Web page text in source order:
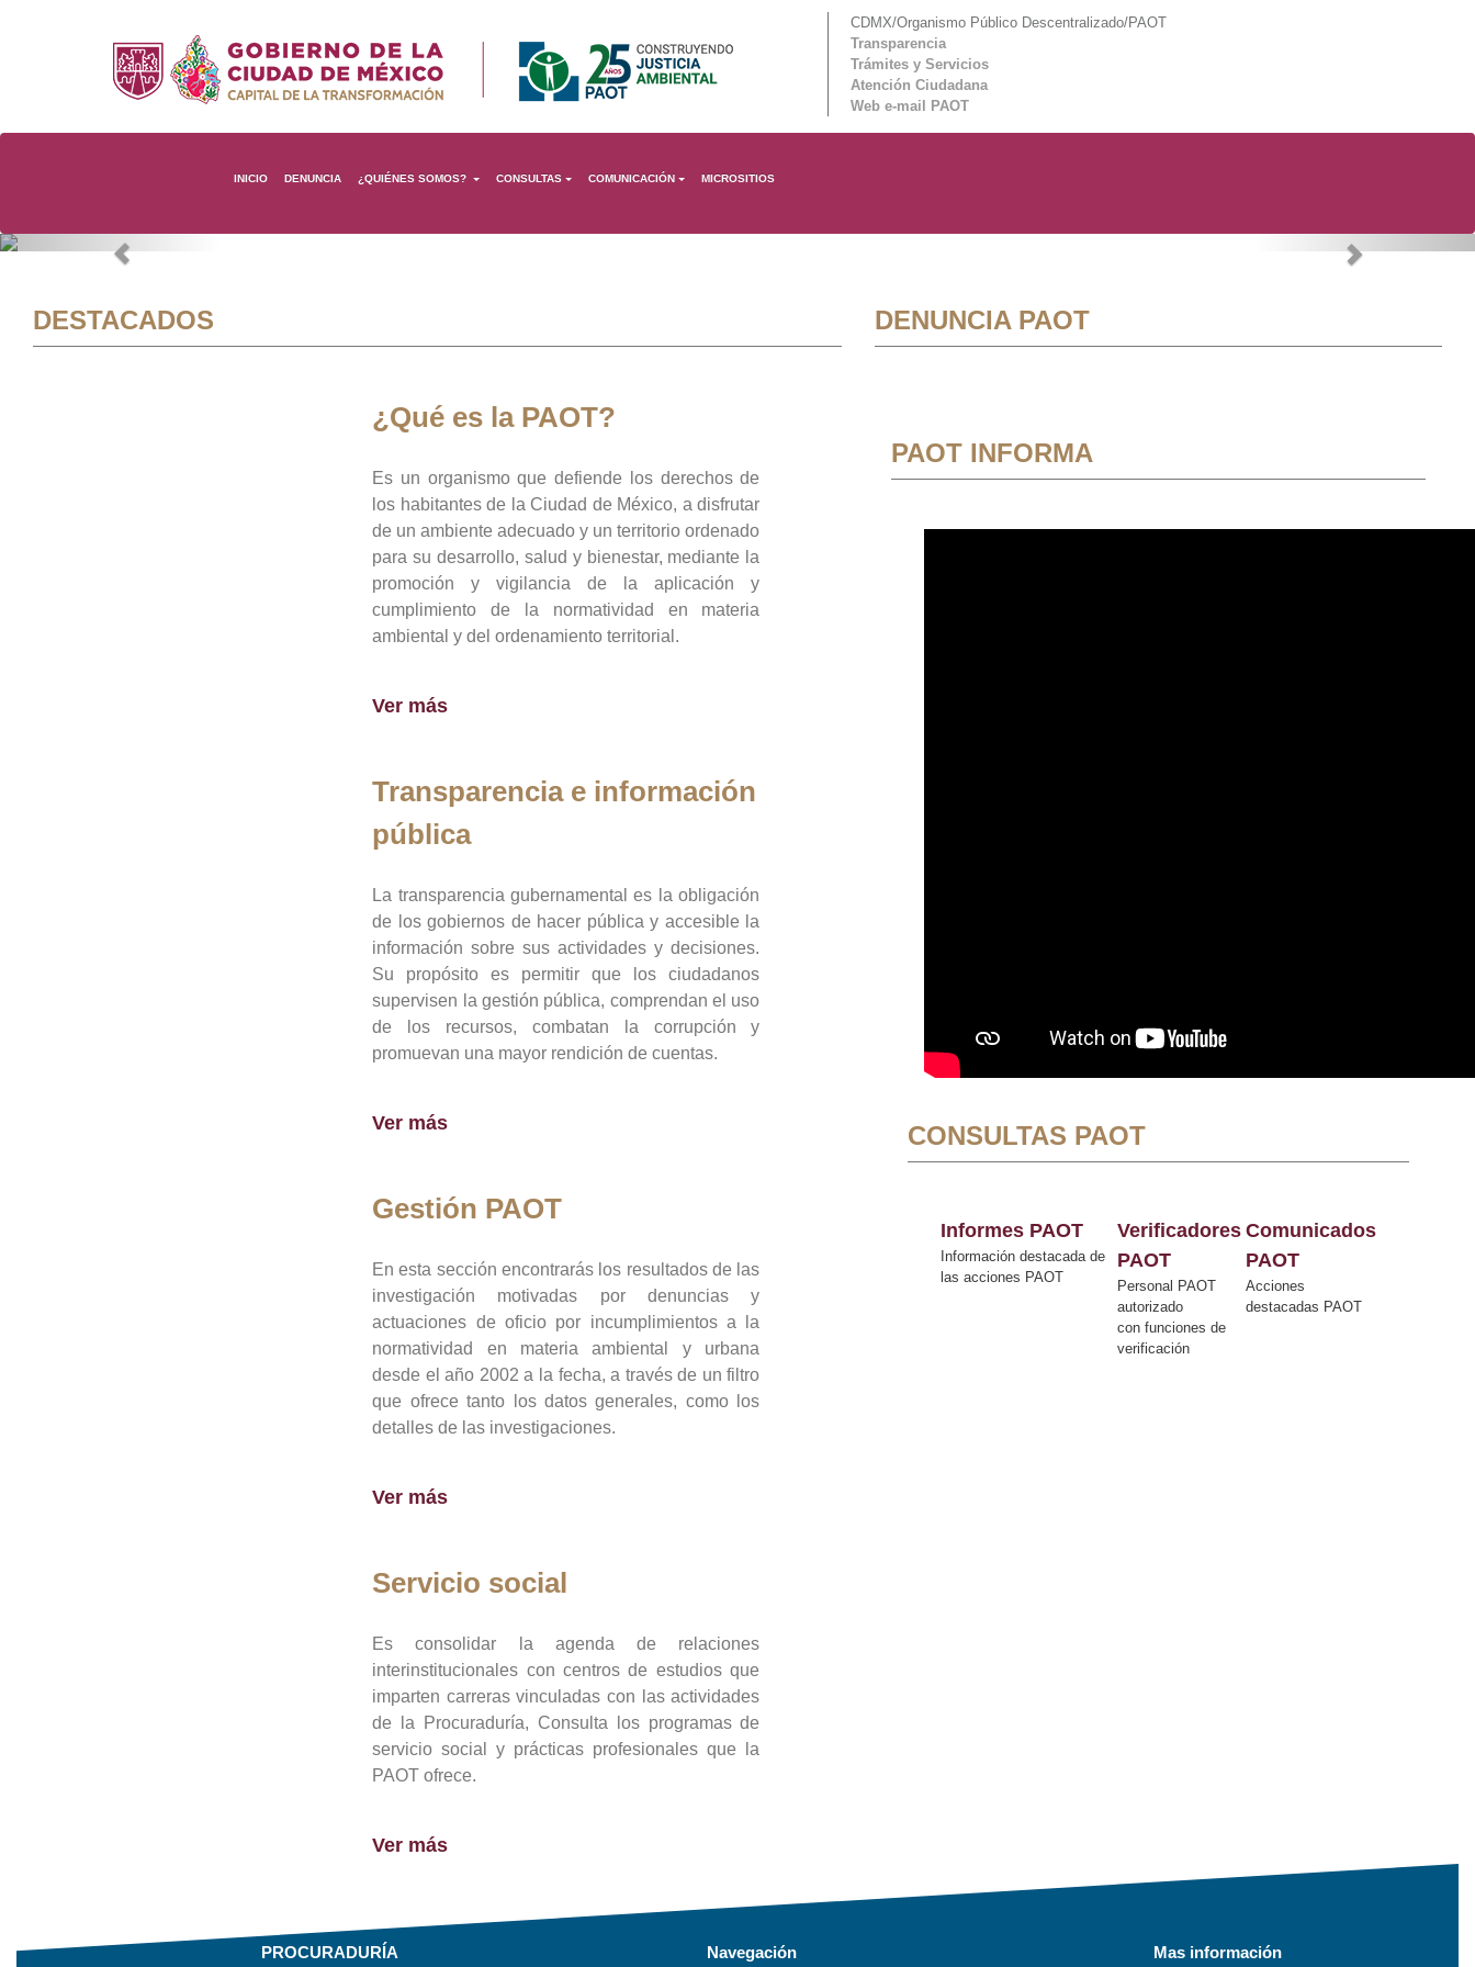
CDMX/Organismo Público Descentralizado/PAOT
Transparencia
Trámites y Servicios
Atención Ciudadana
Web e-mail PAOT
INICIO DENUNCIA ¿QUIÉNES SOMOS? CONSULTAS COMUNICACIÓN MICROSITIOS
Previous Next
DESTACADOS
¿Qué es la PAOT?
Es un organismo que defiende los derechos de
los habitantes de la Ciudad de México, a disfrutar
de un ambiente adecuado y un territorio ordenado
para su desarrollo, salud y bienestar, mediante la
promoción y vigilancia de la aplicación y
cumplimiento de la normatividad en materia
ambiental y del ordenamiento territorial.
Ver más
Transparencia e información
pública
La transparencia gubernamental es la obligación
de los gobiernos de hacer pública y accesible la
información sobre sus actividades y decisiones.
Su propósito es permitir que los ciudadanos
supervisen la gestión pública, comprendan el uso
de los recursos, combatan la corrupción y
promuevan una mayor rendición de cuentas.
Ver más
Gestión PAOT
En esta sección encontrarás los resultados de las
investigación motivadas por denuncias y
actuaciones de oficio por incumplimientos a la
normatividad en materia ambiental y urbana
desde el año 2002 a la fecha, a través de un filtro
que ofrece tanto los datos generales, como los
detalles de las investigaciones.
Ver más
Servicio social
Es consolidar la agenda de relaciones
interinstitucionales con centros de estudios que
imparten carreras vinculadas con las actividades
de la Procuraduría, Consulta los programas de
servicio social y prácticas profesionales que la
PAOT ofrece.
Ver más
DENUNCIA PAOT
PAOT INFORMA
CONSULTAS PAOT
Informes PAOT
Información destacada de
las acciones PAOT
Verificadores
PAOT
Personal PAOT
autorizado
con funciones de
verificación
Comunicados
PAOT
Acciones
destacadas PAOT
PROCURADURÍA Navegación Mas información